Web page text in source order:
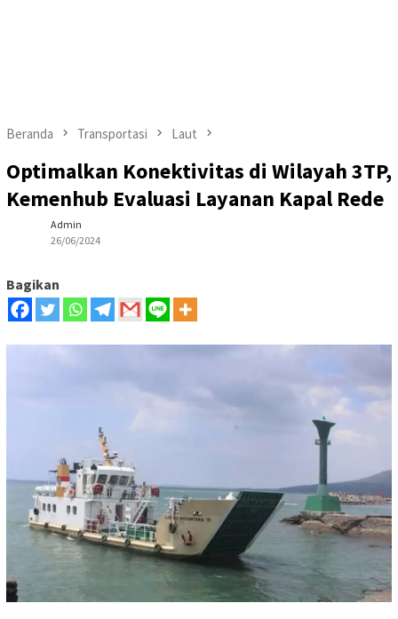
Beranda Transportasi Laut
Optimalkan Konektivitas di Wilayah 3TP,
Kemenhub Evaluasi Layanan Kapal Rede
Admin
26/06/2024
Bagikan